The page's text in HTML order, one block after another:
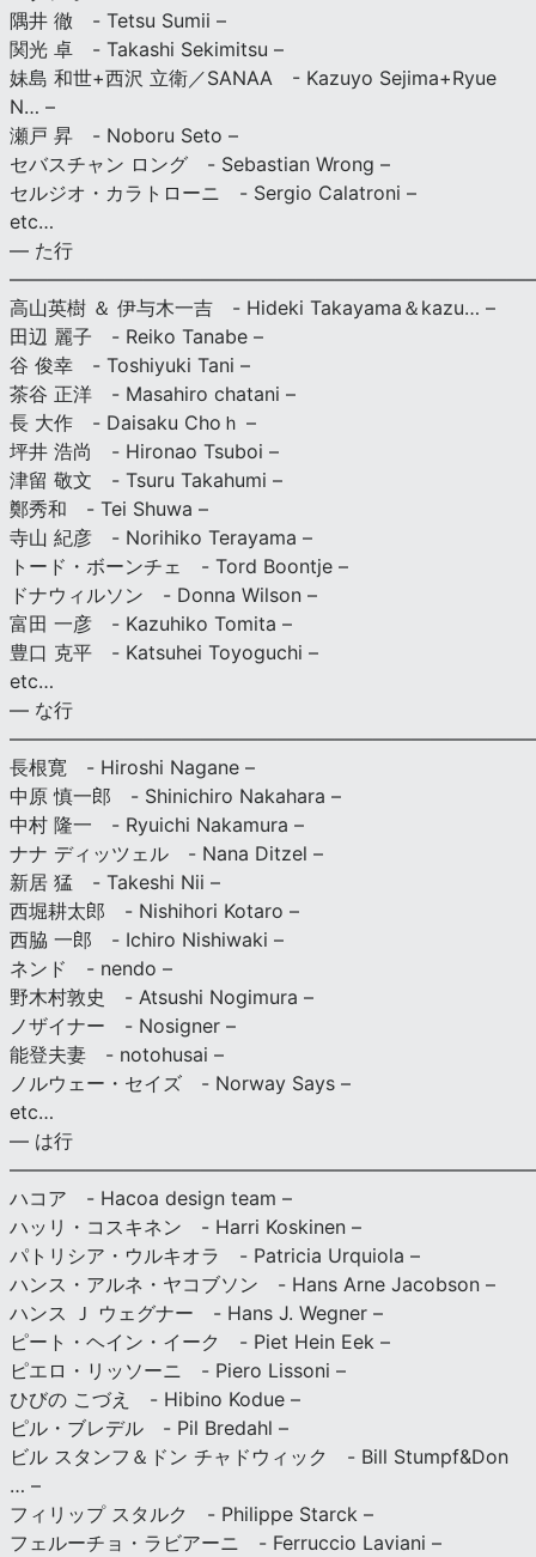
隅井 徹 - Tetsu Sumii –
関光 卓 - Takashi Sekimitsu –
妹島 和世+西沢 立衛／SANAA - Kazuyo Sejima+Ryue
N… –
瀬戸 昇 - Noboru Seto –
セバスチャン ロング - Sebastian Wrong –
セルジオ・カラトローニ - Sergio Calatroni –
etc…
— た行
高山英樹 ＆ 伊与木一吉 - Hideki Takayama＆kazu… –
田辺 麗子 - Reiko Tanabe –
谷 俊幸 - Toshiyuki Tani –
茶谷 正洋 - Masahiro chatani –
長 大作 - Daisaku Choｈ –
坪井 浩尚 - Hironao Tsuboi –
津留 敬文 - Tsuru Takahumi –
鄭秀和 - Tei Shuwa –
寺山 紀彦 - Norihiko Terayama –
トード・ボーンチェ - Tord Boontje –
ドナウィルソン - Donna Wilson –
富田 一彦 - Kazuhiko Tomita –
豊口 克平 - Katsuhei Toyoguchi –
etc…
— な行
長根寛 - Hiroshi Nagane –
中原 慎一郎 - Shinichiro Nakahara –
中村 隆一 - Ryuichi Nakamura –
ナナ ディッツェル - Nana Ditzel –
新居 猛 - Takeshi Nii –
西堀耕太郎 - Nishihori Kotaro –
西脇 一郎 - Ichiro Nishiwaki –
ネンド - nendo –
野木村敦史 - Atsushi Nogimura –
ノザイナー - Nosigner –
能登夫妻 - notohusai –
ノルウェー・セイズ - Norway Says –
etc…
— は行
ハコア - Hacoa design team –
ハッリ・コスキネン - Harri Koskinen –
パトリシア・ウルキオラ - Patricia Urquiola –
ハンス・アルネ・ヤコブソン - Hans Arne Jacobson –
ハンス Ｊ ウェグナー - Hans J. Wegner –
ピート・ヘイン・イーク - Piet Hein Eek –
ピエロ・リッソーニ - Piero Lissoni –
ひびの こづえ - Hibino Kodue –
ピル・ブレデル - Pil Bredahl –
ビル スタンフ＆ドン チャドウィック - Bill Stumpf&Don
… –
フィリップ スタルク - Philippe Starck –
フェルーチョ・ラビアーニ - Ferruccio Laviani –